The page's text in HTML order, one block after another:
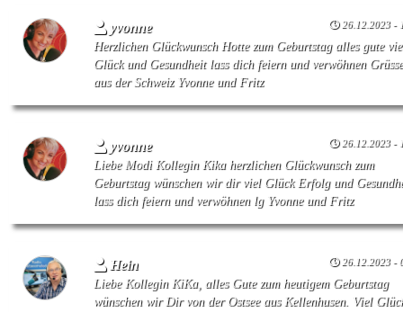
yvonne 26.12.2023 -
Herzlichen Glückwunsch Hotte zum Geburtstag alles gute
Glück und Gesundheit lass dich feiern und verwöhnen
aus der Schweiz Yvonne und Fritz
yvonne 26.12.2023 -
Liebe Modi Kollegin Kika herzlichen Glückwunsch zum
Geburtstag wünschen wir dir viel Glück Erfolg und
lass dich feiern und verwöhnen lg Yvonne und Fritz
Hein 26.12.2023 -
Liebe Kollegin KiKa, alles Gute zum heutigem Geburtstag
wünschen wir Dir von der Ostsee aus Kellenhusen. Viel